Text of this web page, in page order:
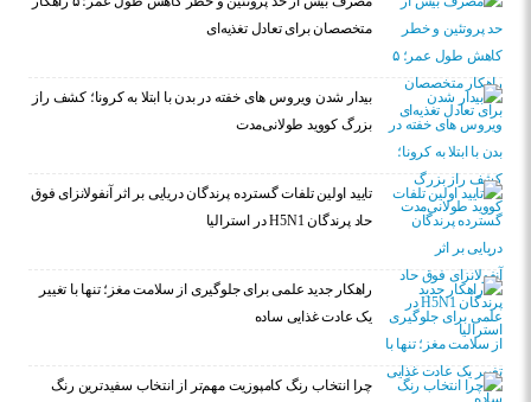
متخصصان برای تعادل تغذیه‌ای
بیدار شدن ویروس‌ های خفته در بدن با ابتلا به کرونا؛ کشف راز
بزرگ کووید طولانی‌مدت
تایید اولین تلفات گسترده پرندگان دریایی بر اثر آنفولانزای فوق
حاد پرندگان H5N1 در استرالیا
راهکار جدید علمی برای جلوگیری از سلامت مغز؛ تنها با تغییر
یک عادت غذایی ساده
چرا انتخاب رنگ کامپوزیت مهم‌تر از انتخاب سفیدترین رنگ